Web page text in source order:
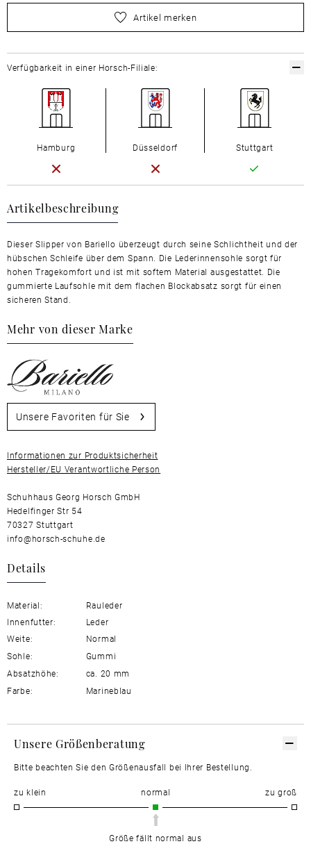
wählen Sie zuerst Ihre Größe aus
Artikel merken
Artikelbeschreibung
Dieser Slipper von Bariello überzeugt durch seine Schlichtheit und der
hübschen Schleife über dem Spann. Die Lederinnensohle sorgt für
hohen Tragekomfort und ist mit softem Material ausgestattet. Die
gummierte Laufsohle mit dem flachen Blockabsatz sorgt für einen
sicheren Stand.
Mehr von dieser Marke
Unsere Favoriten für Sie
Informationen zur Produktsicherheit
Hersteller/EU Verantwortliche Person
Schuhhaus Georg Horsch GmbH
Hedelfinger Str 54
70327 Stuttgart
info@horsch-schuhe.de
Details
Material:
Rauleder
Innenfutter:
Leder
Weite:
Normal
Sohle:
Gummi
Absatzhöhe:
ca. 20 mm
Farbe:
Marineblau
Verfügbarkeit in einer Horsch-Filiale:
Hamburg Düsseldorf Stuttgart
Unsere Größenberatung
Bitte beachten Sie den Größenausfall bei Ihrer Bestellung.
zu klein normal zu groß
Größe fällt normal aus